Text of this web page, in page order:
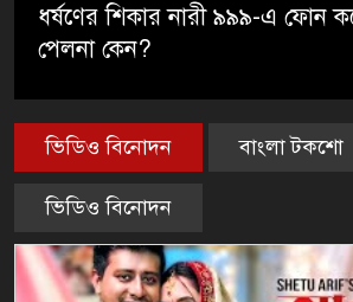
ধর্ষণের শিকার নারী ৯৯৯-এ ফোন
পেলনা কেন?
ভিডিও বিনোদন বাংলা টকশো
ভিডিও বিনোদন